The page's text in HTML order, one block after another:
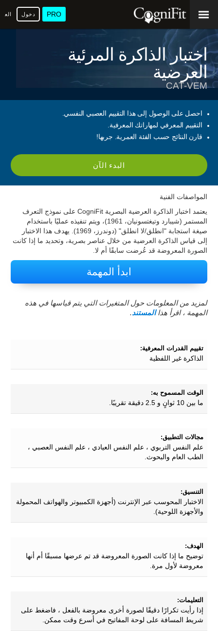
PRO دخول
اختبار الذاكرة المرئية
العرضية
CAT-VEM
احصل على الوصول إلى هذا التقييم العصبي النفسي.
التقييم المعرفي لمهاراتك المعرفية.
قارن النتائج حسب الفئة العمرية. جربها!
البدء الآن
المواصفات الفنية
يعتمد اختبار الذاكرة العرضية البصرية CogniFit على نموذج التعرف
المستمر (شيبارد وتيغتسونيان، 1961)، ويتم تنفيذه عمليًا باستخدام
صيغة استجابة "انطلق/لا انطلق" (دوندرز، 1969). يهدف هذا الاختبار
إلى قياس الذاكرة العرضية من خلال عناصر بصرية، وتحديد ما إذا كانت
الصورة المعروضة قد عُرضت سابقًا أم لا.
ابدأ المهمة
لمزيد من المعلومات حول المتغيرات التي يتم قياسها في هذه
المهمة ، اقرأ هذاالمستند.
تقييم القدرات المعرفية:
الذاكرة غير اللفظية
الوقت المسموح به:
ما بين 10 ثوانٍ و 2.5 دقيقة تقريبًا.
مجالات التطبيق:
علم النفس التربوي ، علم النفس العيادي ، علم النفس العصبي ،
الطب العام والبحوث.
التنسيق:
الاختبار المحوسب عبر الإنترنت (أجهزة الكمبيوتر والهواتف المحمولة
والأجهزة اللوحية).
الهدف:
توضيح ما إذا كانت الصورة المعروضة قد تم عرضها مسبقًا أم أنها
معروضة لأول مرة.
التعليمات:
إذا رأيت تكرارًا دقيقًا لصورة أخرى معروضة بالفعل ، فاضغط على
شريط المسافة على لوحة المفاتيح في أسرع وقت ممكن.